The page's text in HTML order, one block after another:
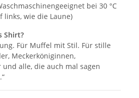
bei 30 °C
links, wie die Laune)
Shirt?
Für Muffel mit Stil. Für stille
Meckerköniginnen,
alle, die auch mal sagen